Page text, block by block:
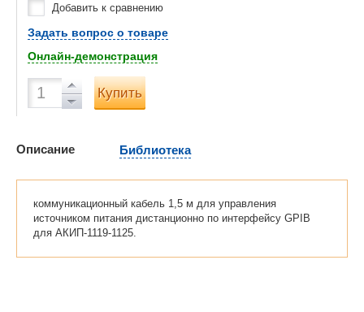
Добавить к сравнению
Задать вопрос о товаре
Онлайн-демонстрация
Купить
Описание Библиотека
коммуникационный кабель 1,5 м для управления
источником питания дистанционно по интерфейсу GPIB
для АКИП-1119-1125.